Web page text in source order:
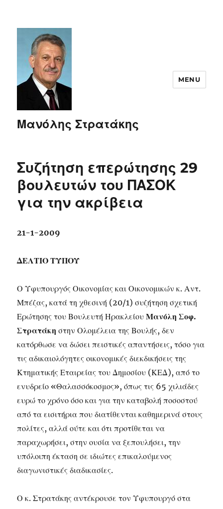
Μανόλης Στρατάκης
MENU
Συζήτηση επερώτησης 29
βουλευτών του ΠΑΣΟΚ
για την ακρίβεια
21-1-2009
ΔΕΛΤΙΟ ΤΥΠΟΥ
Ο Υφυπουργός Οικονομίας και Οικονομικών κ. Αντ.
Μπέζας, κατά τη χθεσινή (20/1) συζήτηση σχετική
Ερώτησης του Βουλευτή ΗρακλείουΜανόλη Σοφ.
Στρατάκηστην Ολομέλεια της Βουλής, δεν
κατόρθωσε να δώσει πειστικές απαντήσεις, τόσο για
τις αδικαιολόγητες οικονομικές διεκδικήσεις της
Κτηματικής Εταιρείας του Δημοσίου (ΚΕΔ), από το
ενυδρείο «Θαλασσόκοσμος», όπως τις 65 χιλιάδες
ευρώ το χρόνο όσο και για την καταβολή ποσοστού
από τα εισιτήρια που διατίθενται καθημερινά στους
πολίτες, αλλά ούτε και ότι προτίθεται να
παραχωρήσει, στην ουσία να ξεπουλήσει, την
υπόλοιπη έκταση σε ιδιώτες επικαλούμενος
διαγωνιστικές διαδικασίες.
Ο κ. Στρατάκης αντέκρουσε τον Υφυπουργό στα